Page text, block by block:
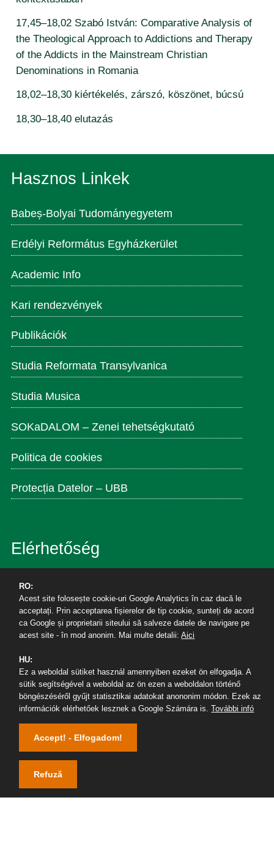
17,45–18,02 Szabó István: Comparative Analysis of
the Theological Approach to Addictions and Therapy
of the Addicts in the Mainstream Christian
Denominations in Romania
18,02–18,30 kiértékelés, zárszó, köszönet, búcsú
18,30–18,40 elutazás
Hasznos Linkek
Babeș-Bolyai Tudományegyetem
Erdélyi Református Egyházkerület
Academic Info
Kari rendezvények
Publikációk
Studia Reformata Transylvanica
Studia Musica
SOKaDALOM – Zenei tehetségkutató
Politica de cookies
Protecția Datelor – UBB
Elérhetőség
Református Tanárképző és Zeneművészeti Kar
400174, Kolozsvár
Horea út 7. II. e./ 204
Tel/Fax: +40264590723
Email: secretar.rt@ubbcluj.ro
Facebook/bbtertk
RO:
Acest site folosește cookie-uri Google Analytics în caz dacă le
acceptați. Prin acceptarea fișierelor de tip cookie, sunteți de acord
ca Google și proprietarii siteului să salveze datele de navigare pe
acest site - în mod anonim. Mai multe detalii:Aici
HU:
Ez a weboldal sütiket használ amennyiben ezeket ön elfogadja. A
sütik segítségével a weboldal az ön ezen a weboldalon történő
böngészéséről gyűjt statisztikai adatokat anononim módon. Ezek az
információk elérhetőek lesznek a Google Számára is.További infó
Accept! - Elfogadom!
Refuză